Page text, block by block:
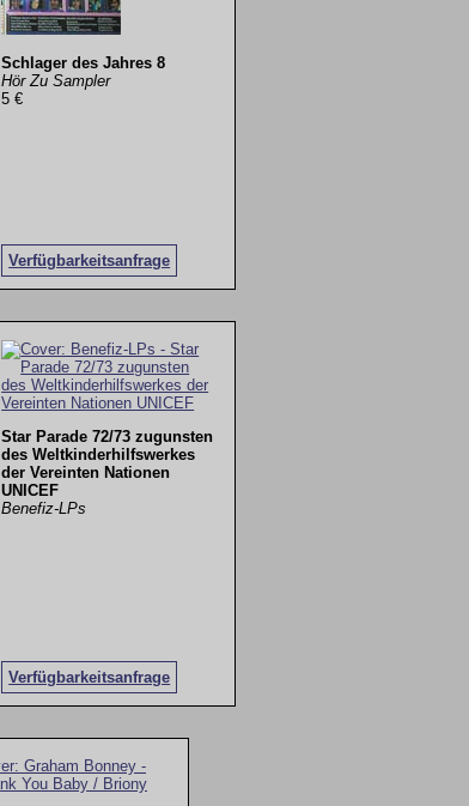
Schlager des Jahres 8
Hör Zu Sampler
5 €
Verfügbarkeitsanfrage
Star Parade 72/73 zugunsten
des Weltkinderhilfswerkes
der Vereinten Nationen
UNICEF
Benefiz-LPs
Verfügbarkeitsanfrage